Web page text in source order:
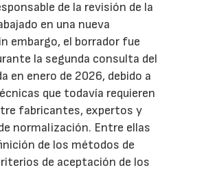
de la revisión de la
en una nueva
embargo, el borrador fue
la segunda consulta del
en enero de 2026, debido a
que todavía requieren
fabricantes, expertos y
normalización. Entre ellas
de los métodos de
de aceptación de los